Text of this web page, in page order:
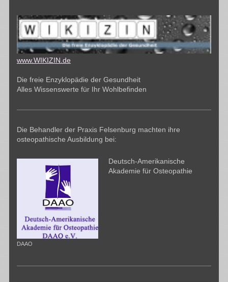
www.WIKIZIN.de
Die freie Enzyklopädie der Gesundheit
Alles Wissenswerte für Ihr Wohlbefinden
Die Behandler der Praxis Felsenburg machten ihre
osteopathische Ausbildung bei:
DAAO
Deutsch-Amerikanische
Akademie für Osteopathie